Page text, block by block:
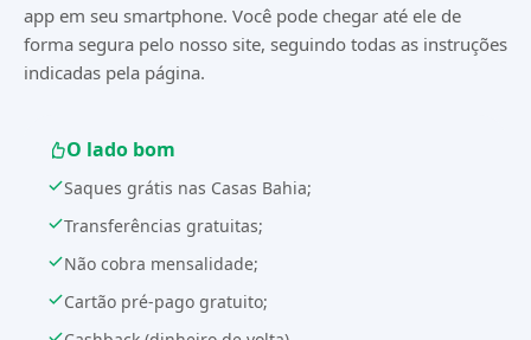
app em seu smartphone. Você pode chegar até ele de
forma segura pelo nosso site, seguindo todas as instruções
indicadas pela página.
O lado bom
Saques grátis nas Casas Bahia;
Transferências gratuitas;
Não cobra mensalidade;
Cartão pré-pago gratuito;